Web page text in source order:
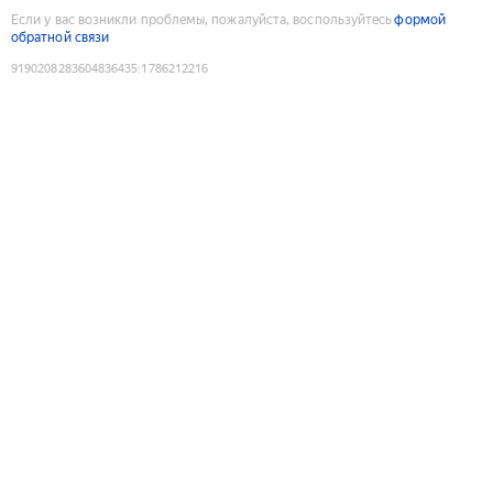
Если у вас возникли проблемы, пожалуйста, воспользуйтесьформой
обратной связи
9190208283604836435:1786212216